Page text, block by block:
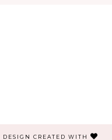
DESIGN CREATED WITH